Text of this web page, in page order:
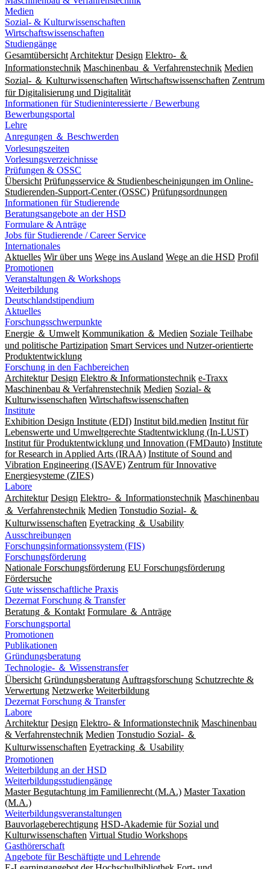
Medien
Sozial- & Kulturwissenschaften
Wirtschaftswissenschaften
Studiengänge
Gesamtübersicht Architektur Design Elektro- ＆
Informationstechnik Maschinenbau ＆ Verfahrenstechnik Medien
Sozial- ＆ Kulturwissenschaften Wirtschaftswissenschaften Zentrum
für Digitalisierung und Digitalität
Informationen für Studieninteressierte / Bewerbung
Bewerbungsportal
Lehre
Anregungen ＆ Beschwerden
Vorlesungszeiten
Vorlesungsverzeichnisse
Prüfungen & OSSC
Übersicht Prüfungsservice & Studienbescheinigungen im Online-
Studierenden-Support-Center (OSSC) Prüfungsordnungen
Informationen für Studierende
Beratungsangebote an der HSD
Formulare & Anträge
Jobs für Studierende / Career Service
Internationales
Aktuelles Wir über uns Wege ins Ausland Wege an die HSD Profil
Promotionen
Veranstaltungen & Workshops
Weiterbildung
Deutschlandstipendium
Aktuelles
Forschungsschwerpunkte
Energie ＆ Umwelt Kommunikation ＆ Medien Soziale Teilhabe
und politische Partizipation Smart Services und Nutzer-orientierte
Produktentwicklung
Forschung in den Fachbereichen
Architektur Design Elektro & Informationstechnik e-Traxx
Maschinenbau & Verfahrenstechnik Medien Sozial- &
Kulturwissenschaften Wirtschaftswissenschaften
Institute
Exhibition Design Institute (EDI) Institut bild.medien Institut für
Lebenswerte und Umweltgerechte Stadtentwicklung (In-LUST)
Institut für Produktentwicklung und Innovation (FMDauto) Institute
for Research in Applied Arts (IRAA) Institute of Sound and
Vibration Engineering (ISAVE) Zentrum für Innovative
Energiesysteme (ZIES)
Labore
Architektur Design Elektro- ＆ Informationstechnik Maschinenbau
＆ Verfahrenstechnik Medien Tonstudio Sozial- ＆
Kulturwissenschaften Eyetracking ＆ Usability
Ausschreibungen
Forschungsinformationssystem (FIS)
Forschungsförderung
Nationale Forschungsförderung EU Forschungsförderung
Fördersuche
Gute wissenschaftliche Praxis
Dezernat Forschung & Transfer
Beratung ＆ Kontakt Formulare ＆ Anträge
Forschungsportal
Promotionen
Publikationen
Gründungsberatung
Technologie- ＆ Wissenstransfer
Übersicht Gründungsberatung Auftragsforschung Schutzrechte &
Verwertung Netzwerke Weiterbildung
Dezernat Forschung & Transfer
Labore
Architektur Design Elektro- & Informationstechnik Maschinenbau
& Verfahrenstechnik Medien Tonstudio Sozial- ＆
Kulturwissenschaften Eyetracking ＆ Usability
Promotionen
Weiterbildung an der HSD
Weiterbildungsstudiengänge
Master Begutachtung im Familienrecht (M.A.) Master Taxation
(M.A.)
Weiterbildungsveranstaltungen
Bauvorlageberechtigung HSD-Akademie für Sozial und
Kulturwissenschaften Virtual Studio Workshops
Gasthörerschaft
Angebote für Beschäftigte und Lehrende